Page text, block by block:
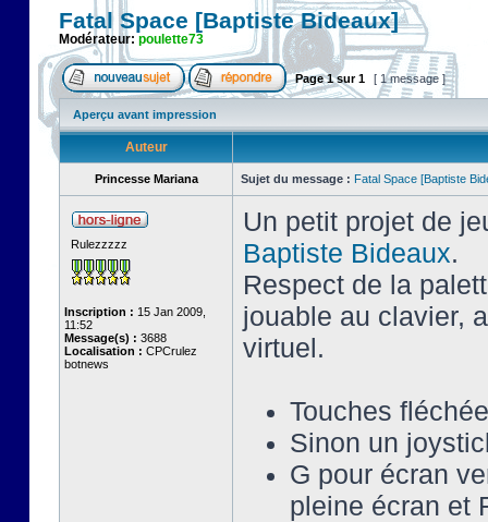
Fatal Space [Baptiste Bideaux]
Modérateur: poulette73
Page1sur1 [ 1 message ]
Aperçu avant impression
Auteur
Princesse Mariana Sujet du message : Fatal Space [Baptiste
Rulezzzzz
Inscription : 15 Jan 2009,
11:52
Message(s) : 3688
Localisation : CPCrulez
botnews
Un petit projet de
Baptiste Bideaux.
Respect de la
jouable au clavier,
virtuel.
Touches
Sinon un
G pour écran
pleine écran et